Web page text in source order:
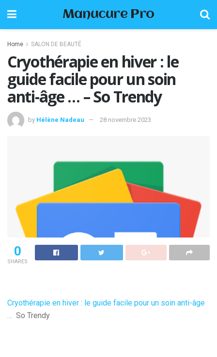
Manucure Pro
Home SALON DE BEAUTÉ
Cryothérapie en hiver : le
guide facile pour un soin
anti-âge … – So Trendy
by Hélène Nadeau 28 novembre 2023
0
SHARES
Cryothérapie en hiver : le guide facile pour un soin anti-âge
… So Trendy